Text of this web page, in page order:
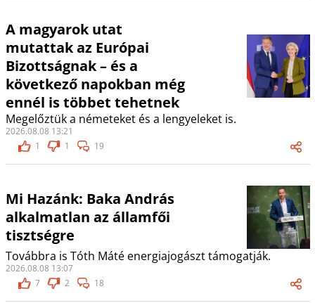
A magyarok utat
mutattak az Európai
Bizottságnak – és a
következő napokban még
ennél is többet tehetnek
Megelőztük a németeket és a lengyeleket is.
2026.08.08 13:21
1
1 19
Mi Hazánk: Baka András
alkalmatlan az államfői
tisztségre
Továbbra is Tóth Máté energiajogászt támogatják.
2026.08.08 13:07
7
2 18